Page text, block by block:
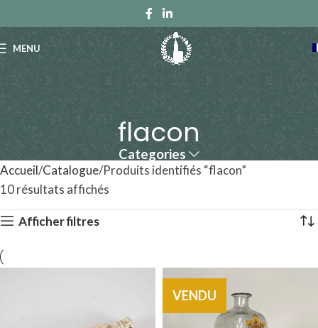
MENU
flacon
Categories
Accueil Catalogue Produits identifiés “flacon”
10 résultats affichés
Afficher filtres
VENDU